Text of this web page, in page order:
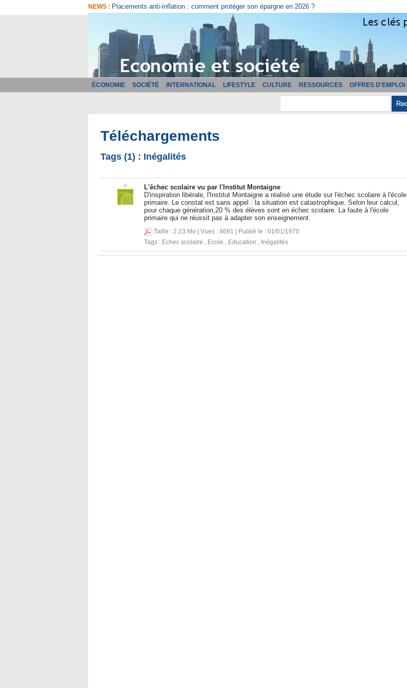
NEWS : Placements anti-inflation : comment protéger son épargne en 2026 ?
ÉCONOMIE SOCIÉTÉ INTERNATIONAL LIFESTYLE CULTURE RESSOURCES OFFRES D'EMPLOI
Téléchargements
Tags (1) : Inégalités
L'échec scolaire vu par l'Institut Montaigne
D'inspiration libérale, l'Institut Montaigne a réalisé une étude sur l'échec scolaire à l'école
primaire. Le constat est sans appel : la situation est catastrophique. Selon leur calcul,
pour chaque génération,20 % des élèves sont en échec scolaire. La faute à l'école
primaire qui ne réussit pas à adapter son enseignement.
Taille : 2.23 Mo | Vues : 4691 | Publié le : 01/01/1970
Tags : Echec scolaire , Ecole , Education , Inégalités